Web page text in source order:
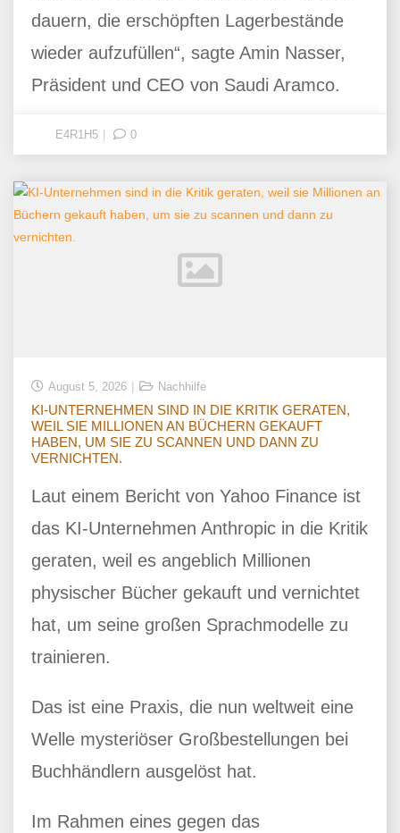
dauern, die erschöpften Lagerbestände
wieder aufzufüllen“, sagte Amin Nasser,
Präsident und CEO von Saudi Aramco.
E4R1H5 0
August 5, 2026 Nachhilfe
KI-UNTERNEHMEN SIND IN DIE KRITIK GERATEN,
WEIL SIE MILLIONEN AN BÜCHERN GEKAUFT
HABEN, UM SIE ZU SCANNEN UND DANN ZU
VERNICHTEN.
Laut einem Bericht von Yahoo Finance ist
das KI-Unternehmen Anthropic in die Kritik
geraten, weil es angeblich Millionen
physischer Bücher gekauft und vernichtet
hat, um seine großen Sprachmodelle zu
trainieren.
Das ist eine Praxis, die nun weltweit eine
Welle mysteriöser Großbestellungen bei
Buchhändlern ausgelöst hat.
Im Rahmen eines gegen das